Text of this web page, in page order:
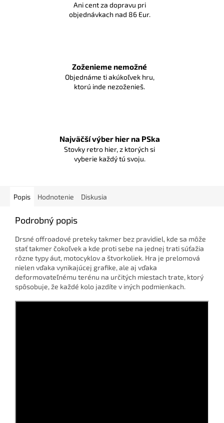
Ani cent za dopravu pri
objednávkach nad 86 Eur.
Zoženieme nemožné
Objednáme ti akúkoľvek hru,
ktorú inde nezoženieš.
Najväčší výber hier na PSka
Stovky retro hier, z ktorých si
vyberie každý tú svoju.
Popis Hodnotenie Diskusia
Podrobný popis
Drsné offroadové preteky takmer bez pravidiel, kde sa môže
stať takmer čokoľvek a kde proti sebe na jednej trati súťažia
rôzne typy áut, motocyklov a štvorkoliek. Hra je prelomová
nielen vďaka vynikajúcej grafike, ale aj vďaka
deformovateľnému terénu na určitých miestach trate, ktorý
spôsobuje, že každé kolo jazdíte v iných podmienkach.